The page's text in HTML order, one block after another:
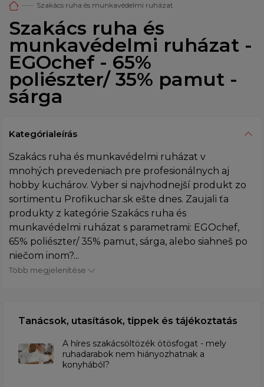
Szakács ruha és munkavédelmi ruházat
Szakács ruha és
munkavédelmi ruházat -
EGOchef - 65%
poliészter/ 35% pamut -
sárga
Kategórialeírás
Szakács ruha és munkavédelmi ruházat v
mnohých prevedeniach pre profesionálnych aj
hobby kuchárov. Vyber si najvhodnejší produkt zo
sortimentu Profikuchar.sk ešte dnes. Zaujali ťa
produkty z kategórie Szakács ruha és
munkavédelmi ruházat s parametrami: EGOchef,
65% poliészter/ 35% pamut, sárga, alebo siahneš po
niečom inom?...
Több megjelenítése
Tanácsok, utasítások, tippek és tájékoztatás
A híres szakácsöltözék ötösfogat - mely
ruhadarabok nem hiányozhatnak a
konyhából?